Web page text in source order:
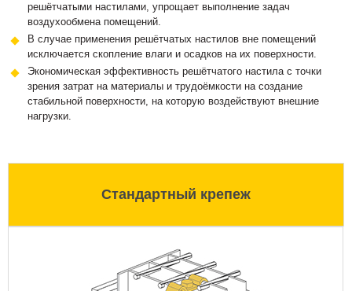
решётчатыми настилами, упрощает выполнение задач
воздухообмена помещений.
В случае применения решётчатых настилов вне помещений
исключается скопление влаги и осадков на их поверхности.
Экономическая эффективность решётчатого настила с точки
зрения затрат на материалы и трудоёмкости на создание
стабильной поверхности, на которую воздействуют внешние
нагрузки.
Стандартный крепеж